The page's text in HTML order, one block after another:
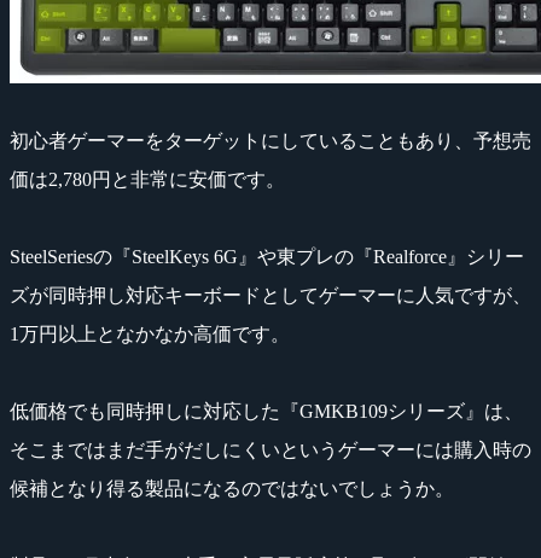
初心者ゲーマーをターゲットにしていることもあり、予想売
価は2,780円と非常に安価です。
SteelSeriesの『SteelKeys 6G』や東プレの『Realforce』シリー
ズが同時押し対応キーボードとしてゲーマーに人気ですが、
1万円以上となかなか高価です。
低価格でも同時押しに対応した『GMKB109シリーズ』は、
そこまではまだ手がだしにくいというゲーマーには購入時の
候補となり得る製品になるのではないでしょうか。